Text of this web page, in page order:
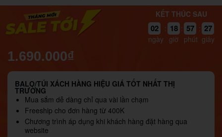
KẾT THÚC SAU
02
ngày
: 18
giờ
: 57
phút
: 27
giây
1.690.000₫
BALO/TÚI XÁCH HÀNG HIỆU GIÁ TỐT NHẤT THỊ
TRƯỜNG
Mua sắm dễ dàng chỉ qua vài lần chạm
Freeship cho đơn hàng từ 400K
Chương trình áp dụng khi khách hàng đặt hàng qua
website